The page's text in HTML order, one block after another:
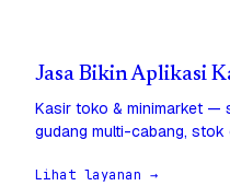
Jasa Bikin Aplikasi
Kasir toko & minimarket —
gudang multi-cabang, stok
Lihat layanan →